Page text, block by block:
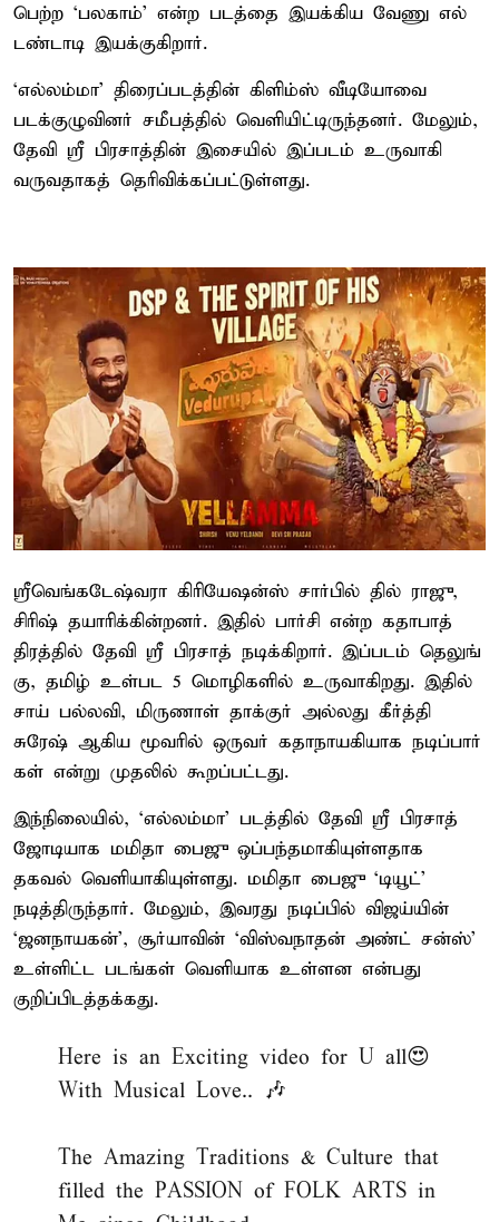
பெற்ற ‘பல​காம்’ என்ற படத்தை இயக்கிய வேணு எல்​
டண்​டாடி இயக்​கு​கிறார்.
‘எல்லம்மா’ திரைப்படத்தின் கிளிம்ஸ் வீடியோவை
படக்குழுவினர் சமீபத்தில் வெளியிட்டிருந்தனர். மேலும்,
தேவி ஸ்ரீ பிரசாத்தின் இசையில் இப்படம் உருவாகி
வருவதாகத் தெரிவிக்கப்பட்டுள்ளது.
ஸ்ரீவெங்​கடேஷ்வரா கிரியேஷன்ஸ் சார்பில் தில் ராஜு,
சிரிஷ் தயாரிக்​கின்​றனர். இதில் பார்சி என்ற கதா​பாத்​
திரத்​தில் தேவி ஸ்ரீ பிர​சாத் நடிக்​கிறார். இப்​படம் தெலுங்​
கு, தமிழ் உள்பட 5 மொழிகளில் உரு​வாகிறது. இதில்
சாய் பல்​லவி, மிருணாள் தாக்குர்​ அல்​லது கீர்த்தி
சுரேஷ் ஆகிய மூவரில் ஒரு​வர் கதா​நாயகி​யாக நடிப்​பார்​
கள் என்று முதலில் கூறப்​பட்​டது.
இந்நிலையில், ‘எல்லம்மா’ படத்தில் தேவி ஸ்ரீ பிர​சாத்
ஜோடியாக மமிதா பைஜு ஒப்பந்தமாகியுள்ளதாக
தகவல் வெளியாகியுள்ளது. மமிதா பைஜு ‘டியூட்’
நடித்திருந்தார். மேலும், இவரது நடிப்பில் விஜய்யின்
‘ஜனநாயகன்’, சூர்யாவின் ‘விஸ்வநாதன் அண்ட் சன்ஸ்’
உள்ளிட்ட படங்கள் வெளியாக உள்ளன என்பது
குறிப்பிடத்தக்கது.
Here is an Exciting video for U all😍
With Musical Love.. 🎶
The Amazing Traditions & Culture that
filled the PASSION of FOLK ARTS in